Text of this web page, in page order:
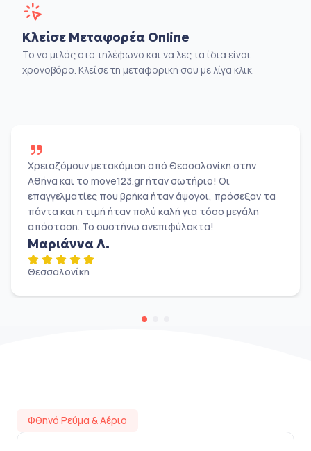
Κλείσε Μεταφορέα Online
Το να μιλάς στο τηλέφωνο και να λες τα ίδια είναι
χρονοβόρο. Κλείσε τη μεταφορική σου με λίγα κλικ.
Χρειαζόμουν μετακόμιση από Θεσσαλονίκη στην
Αθήνα και το move123.gr ήταν σωτήριο! Οι
επαγγελματίες που βρήκα ήταν άψογοι, πρόσεξαν τα
πάντα και η τιμή ήταν πολύ καλή για τόσο μεγάλη
απόσταση. Το συστήνω ανεπιφύλακτα!
Μαριάννα Λ.
Θεσσαλονίκη
Φθηνό Ρεύμα & Αέριο